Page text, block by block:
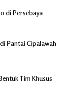
di Persebaya
Pantai Cipalawah
Tim Khusus